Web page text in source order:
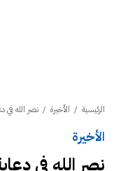
الرئيسية / الأخيرة / نصر الله في
الأخيرة
نصر الله في